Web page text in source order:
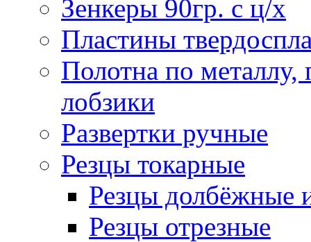
Зенкеры 90гр. с ц/х
Пластины
Полотна по
лобзики
Развертки ручные
Резцы токарные
Резцы долбёжные
Резцы отрезные